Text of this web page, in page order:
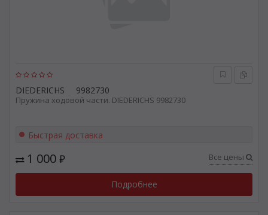
DIEDERICHS 9982730
Пружина ходовой части. DIEDERICHS 9982730
Быстрая доставка
1 000 ₽ Все цены
Подробнее